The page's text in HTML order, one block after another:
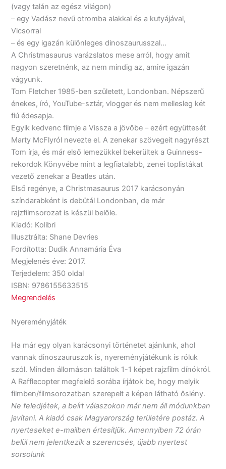
(vagy talán az egész világon)
– egy Vadász nevű otromba alakkal és a kutyájával,
Vicsorral
– és egy igazán különleges dinoszaurusszal…
A Christmasaurus varázslatos mese arról, hogy amit
nagyon szeretnénk, az nem mindig az, amire igazán
vágyunk.
Tom Fletcher 1985-ben született, Londonban. Népszerű
énekes, író, YouTube-sztár, vlogger és nem mellesleg két
fiú édesapja.
Egyik kedvenc filmje a Vissza a jövőbe – ezért együttesét
Marty McFlyról nevezte el. A zenekar szövegeit nagyrészt
Tom írja, és már első lemezükkel bekerültek a Guinness-
rekordok Könyvébe mint a legfiatalabb, zenei toplistákat
vezető zenekar a Beatles után.
Első regénye, a Christmasaurus 2017 karácsonyán
színdarabként is debütál Londonban, de már
rajzfilmsorozat is készül belőle.
Kiadó: Kolibri
Illusztrálta: Shane Devries
Fordította: Dudik Annamária Éva
Megjelenés éve: 2017.
Terjedelem: 350 oldal
ISBN: 9786155633515
Megrendelés
Nyereményjáték
Ha már egy olyan karácsonyi történetet ajánlunk, ahol
vannak dinoszauruszok is, nyereményjátékunk is róluk
szól. Minden állomáson találtok 1-1 képet rajzfilm dínókról.
A Rafflecopter megfelelő sorába írjátok be, hogy melyik
filmben/filmsorozatban szerepelt a képen látható őslény.
Ne feledjétek, a beírt válaszokon már nem áll módunkban
javítani. A kiadó csak Magyarország területére postáz. A
nyerteseket e-mailben értesítjük. Amennyiben 72 órán
belül nem jelentkezik a szerencsés, újabb nyertest
sorsolunk